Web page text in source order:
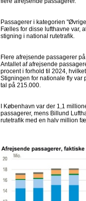
Passagerer i kategorien
Fælles for disse lufthavne var,
stigning i national rutetrafik.
Flere afrejsende passagerer
Antallet af afrejsende
procent i forhold til 2024,
Stigningen for nationale fly var
tal på 215.000.
I København var der 1,1
passagerer, mens Billund
rutetrafik med en halv million